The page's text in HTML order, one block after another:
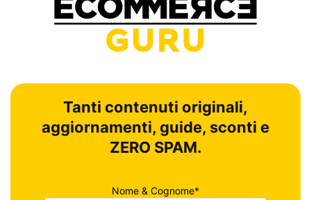
Tanti contenuti originali,
aggiornamenti, guide, sconti e
ZERO SPAM.
Nome & Cognome*